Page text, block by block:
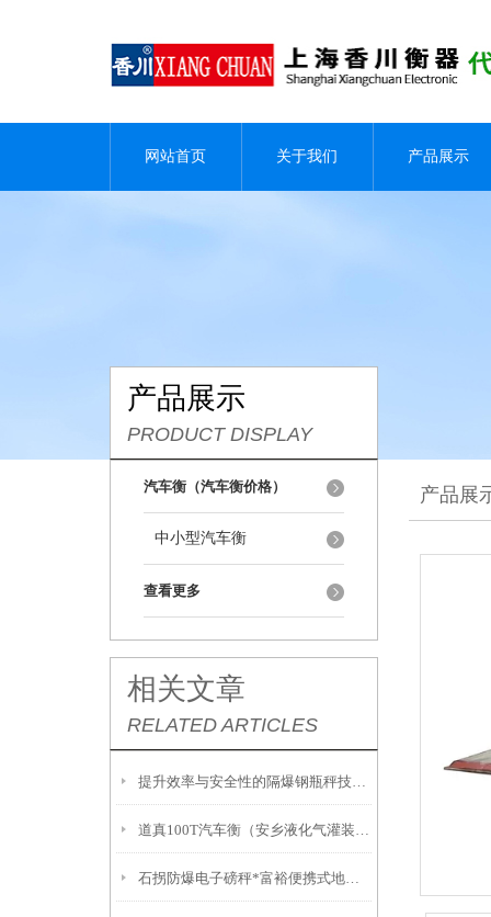
网站首页 关于我们 产品展示
产品展示
PRODUCT DISPLAY
汽车衡（汽车衡价格）
中小型汽车衡
查看更多
相关文章
RELATED ARTICLES
提升效率与安全性的隔爆钢瓶秤技术解析
道真100T汽车衡（安乡液化气灌装秤）通道150T吊秤）汝城吊称
石拐防爆电子磅秤*富裕便携式地磅*固阳不锈钢油桶秤*乌达无人值守地磅
产品展